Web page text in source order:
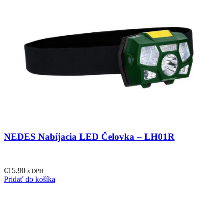
NEDES Nabíjacia LED Čelovka – LH01R
€15.90 s DPH
Pridať do košíka